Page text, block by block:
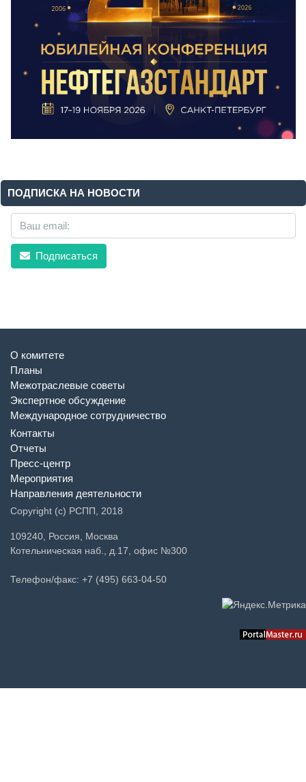
ПОДПИСКА НА НОВОСТИ
Подписаться
О комитете
Планы
Межотраслевые советы
Экспертное обсуждение
Международное сотрудничество
Контакты
Отчеты
Пресс-центр
Мероприятия
Направления деятельности
Copyright (c) РСПП, 2018
109240, Россия, Москва
Котельническая наб., д.17, офис №300
Телефон/факс: +7 (495) 663-04-50